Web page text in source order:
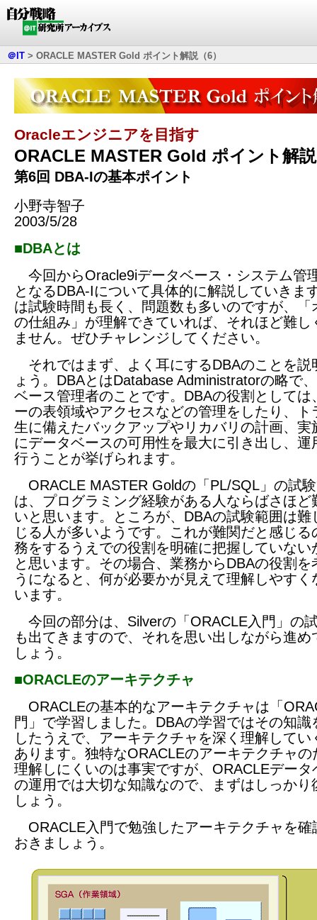
＠IT > ORACLE MASTER Gold ポイント解説（6）
Oracleエンジニアを目指す
ORACLE MASTER Gold ポイント解説
第6回 DBA-Iの基本ポイント
小野寺智子
2003/5/28
■DBAとは
今回からOracle9iデータベース・システム管
となるDBA-Iについて具体的に解説していきま
は試験時間も長く、問題数も多いのですが、「
の仕組み」が理解できていれば、それほど難し
ません。ぜひチャレンジしてください。
それではまず、よく耳にするDBAのことを説
ょう。DBAとはDatabase Administratorの略で
ベース管理者のことです。DBAの役割としては
ーの表領域やアクセスなどの管理をしたり、ト
生に備えたバックアップやリカバリの計画、実
にデータベースの可用性を最大に引き出し、運
行うことが挙げられます。
ORACLE MASTER Goldの「PL/SQL」の試
は、プログラミング経験がある人ならばさほど
いと思います。ところが、DBAの試験範囲は難
じる人が多いようです。これが難関だと感じる
務をするうえでの役割を明確に把握していない
と思います。その場合、業務からDBAの役割を
うになると、何が必要かが見えて理解しやすく
います。
今回の部分は、Silverの「ORACLE入門」の
も出てきますので、それを思い出しながら進め
しょう。
■ORACLEのアーキテクチャ
ORACLEの基本的なアーキテクチャは「
門」で学習しました。DBAの学習ではその知識
したうえで、アーキテクチャを深く理解してい
あります。独特なORACLEのアーキテクチャの
理解しにくいのは事実ですが、ORACLEデータ
の運用では大切な知識なので、まずはしっかり
しょう。
ORACLE入門で勉強したアーキテクチャを確
おきましょう。